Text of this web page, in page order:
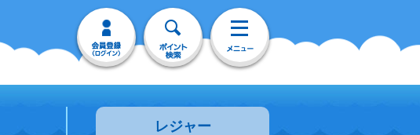
レジャー